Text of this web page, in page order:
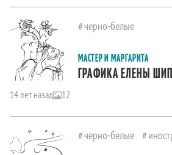
черно-белые
МАСТЕР И МАРГАРИТА
ГРАФИКА ЕЛЕНЫ
14 лет назад 12
черно-белые